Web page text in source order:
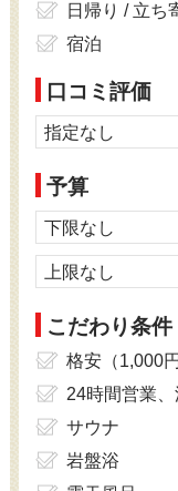
日帰り / 立ち
宿泊
口コミ評価
指定なし
予算
下限なし
上限なし
こだわり条件
格安（1,000
24時間営業
サウナ
岩盤浴